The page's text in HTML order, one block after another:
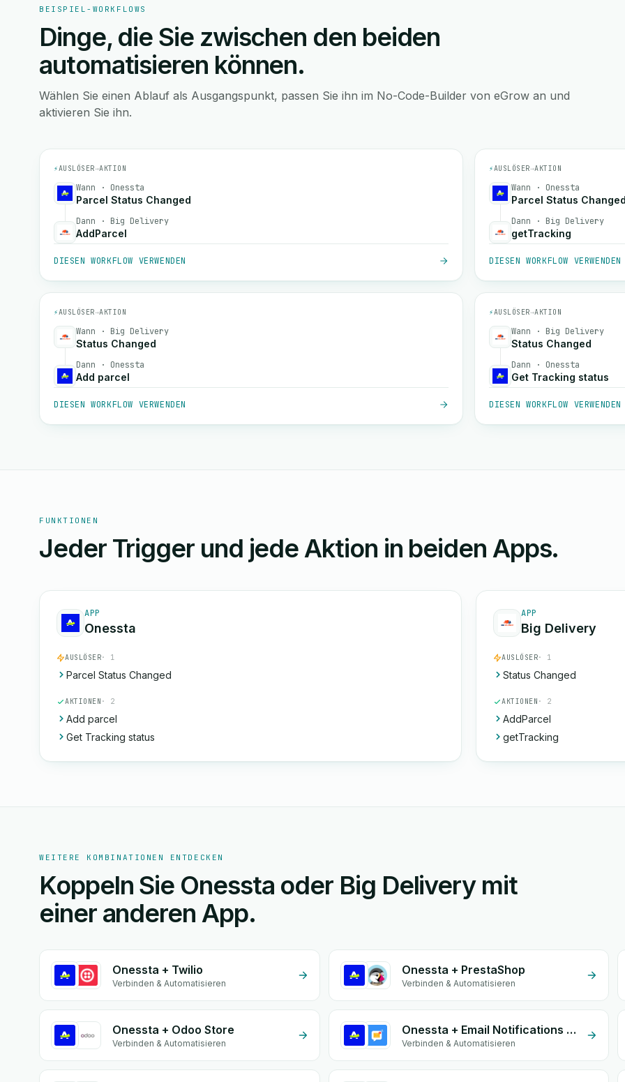
BEISPIEL-WORKFLOWS
Dinge, die Sie zwischen den beiden
automatisieren können.
Wählen Sie einen Ablauf als Ausgangspunkt, passen Sie ihn im No-Code-Builder von eGrow an und
aktivieren Sie ihn.
⚡AUSLÖSER→AKTION
Wann · Onessta
Parcel Status Changed
Dann · Big Delivery
AddParcel
DIESEN WORKFLOW VERWENDEN
⚡AUSLÖSER→AKTION
Wann · Onessta
Parcel Status
Dann · Big Delivery
getTracking
DIESEN WORKFLOW VERWENDEN
⚡AUSLÖSER→AKTION
Wann · Big Delivery
Status Changed
Dann · Onessta
Add parcel
DIESEN WORKFLOW VERWENDEN
⚡AUSLÖSER→AKTION
Wann · Big Delivery
Status Changed
Dann · Onessta
Get Tracking status
DIESEN WORKFLOW VERWENDEN
FUNKTIONEN
Jeder Trigger und jede Aktion in beiden Apps.
APP
Onessta
AUSLÖSER· 1
Parcel Status Changed
AKTIONEN · 2
Add parcel
Get Tracking status
APP
Big Delivery
AUSLÖSER· 1
Status Changed
AKTIONEN · 2
AddParcel
getTracking
WEITERE KOMBINATIONEN ENTDECKEN
Koppeln Sie Onessta oder Big Delivery mit
einer anderen App.
Onessta + Twilio
Verbinden & Automatisieren
Onessta + PrestaShop
Verbinden & Automatisieren
Onessta + Odoo Store
Verbinden & Automatisieren
Onessta + Email Notifications by eGrow
Verbinden & Automatisieren